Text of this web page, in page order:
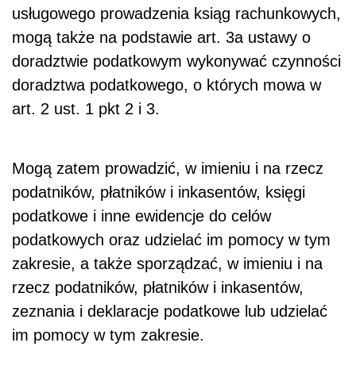
usługowego prowadzenia ksiąg rachunkowych,
mogą także na podstawie art. 3a ustawy o
doradztwie podatkowym wykonywać czynności
doradztwa podatkowego, o których mowa w
art. 2 ust. 1 pkt 2 i 3.
Mogą zatem prowadzić, w imieniu i na rzecz
podatników, płatników i inkasentów, księgi
podatkowe i inne ewidencje do celów
podatkowych oraz udzielać im pomocy w tym
zakresie, a także sporządzać, w imieniu i na
rzecz podatników, płatników i inkasentów,
zeznania i deklaracje podatkowe lub udzielać
im pomocy w tym zakresie.